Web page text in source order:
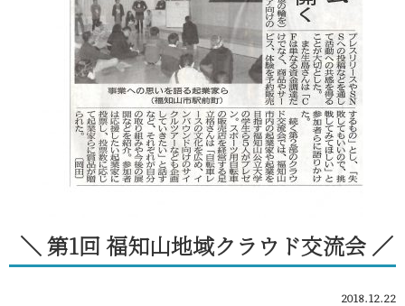
＼ 第1回 福知山地域クラウド交流会 ／
2018.12.22